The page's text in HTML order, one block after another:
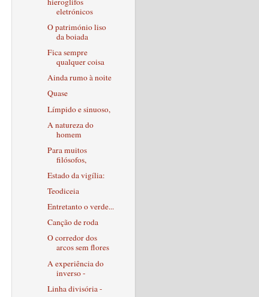
eletrónicos
O património liso
da boiada
Fica sempre
qualquer coisa
Ainda rumo à noite
Quase
Límpido e sinuoso,
A natureza do
homem
Para muitos
filósofos,
Estado da vigília:
Teodiceia
Entretanto o verde...
Canção de roda
O corredor dos
arcos sem flores
A experiência do
inverso -
Linha divisória -